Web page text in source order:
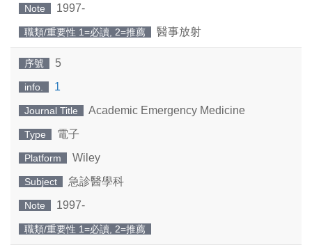
Note 1997-
職類/重要性 1=必讀, 2=推薦 醫事放射
序號 5
info. 1
Journal Title Academic Emergency Medicine
Type 電子
Platform Wiley
Subject 急診醫學科
Note 1997-
職類/重要性 1=必讀, 2=推薦